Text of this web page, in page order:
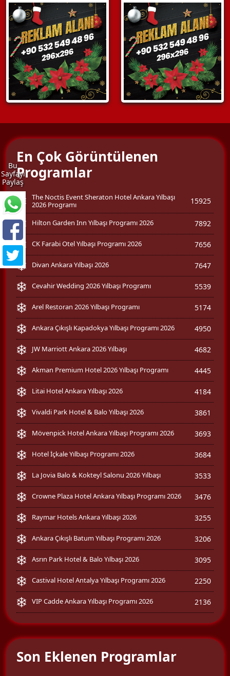
Bu
Sayfayı
Paylaş
En Çok Görüntülenen
Programlar
The Noctis Event Sheraton Hotel Ankara Yılbaşı
2026 Programı
15925
Hilton Garden Inn Yılbaşı Programı 2026 7892
CK Farabi Otel Yılbaşı Programı 2026 7656
Divan Ankara Yılbaşı 2026 7647
Cevahir Wedding 2026 Yılbaşı Programı 5539
Arel Restoran 2026 Yılbaşı Programı 5174
Ankara Çıkışlı Kapadokya Yılbaşı Programı 2026 4950
JW Marriott Ankara 2026 Yılbaşı 4682
Akman Premium Hotel 2026 Yılbaşı Programı 4445
Litai Hotel Ankara Yılbaşı 2026 4184
Vivaldi Park Hotel & Balo Yılbaşı 2026 3861
Mövenpick Hotel Ankara Yılbaşı Programı 2026 3693
Hotel İçkale Yılbaşı Programı 2026 3684
La Jovia Balo & Kokteyl Salonu 2026 Yılbaşı 3533
Crowne Plaza Hotel Ankara Yılbaşı Programı 2026 3476
Raymar Hotels Ankara Yılbaşı 2026 3255
Ankara Çıkışlı Batum Yılbaşı Programı 2026 3206
Asrın Park Hotel & Balo Yılbaşı 2026 3095
Castival Hotel Antalya Yılbaşı Programı 2026 2250
VIP Cadde Ankara Yılbaşı Programı 2026 2136
Son Eklenen Programlar